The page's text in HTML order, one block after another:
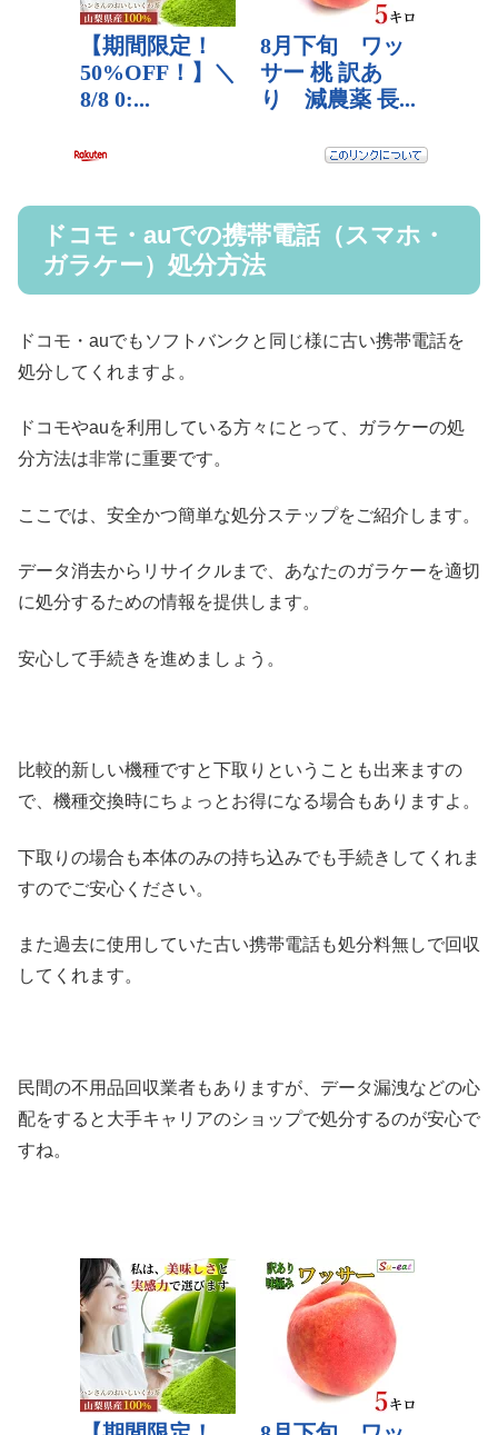
ドコモ・auでの携帯電話（スマホ・
ガラケー）処分方法
ドコモ・auでもソフトバンクと同じ様に古い携帯電話を
処分してくれますよ。
ドコモやauを利用している方々にとって、ガラケーの処
分方法は非常に重要です。
ここでは、安全かつ簡単な処分ステップをご紹介します。
データ消去からリサイクルまで、あなたのガラケーを適切
に処分するための情報を提供します。
安心して手続きを進めましょう。
比較的新しい機種ですと下取りということも出来ますの
で、機種交換時にちょっとお得になる場合もありますよ。
下取りの場合も本体のみの持ち込みでも手続きしてくれま
すのでご安心ください。
また過去に使用していた古い携帯電話も処分料無しで回収
してくれます。
民間の不用品回収業者もありますが、データ漏洩などの心
配をすると大手キャリアのショップで処分するのが安心で
すね。